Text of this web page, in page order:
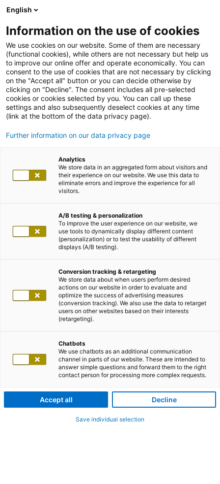
English
Information on the use of cookies
We use cookies on our website. Some of them are necessary
(functional cookies), while others are not necessary but help us
to improve our online offer and operate economically. You can
consent to the use of cookies that are not necessary by clicking
on the "Accept all" button or you can decide otherwise by
clicking on "Decline". The consent includes all pre-selected
cookies or cookies selected by you. You can call up these
settings and also subsequently deselect cookies at any time
(link at the bottom of the data privacy page).
Further information on our data privacy page
Analytics
We store data in an aggregated form about visitors and
their experience on our website. We use this data to
eliminate errors and improve the experience for all
visitors.
A/B testing & personalization
To improve the user experience on our website, we
use tools to dynamically display different content
(personalization) or to test the usability of different
displays (A/B testing).
Conversion tracking & retargeting
We store data about when users perform desired
actions on our website in order to evaluate and
optimize the success of advertising measures
(conversion tracking). We also use the data to retarget
users on other websites based on their interests
(retargeting).
Chatbots
We use chatbots as an additional communication
channel in parts of our website. These are intended to
answer simple questions and forward them to the right
contact person for processing more complex requests.
Accept all Decline
Save individual selection